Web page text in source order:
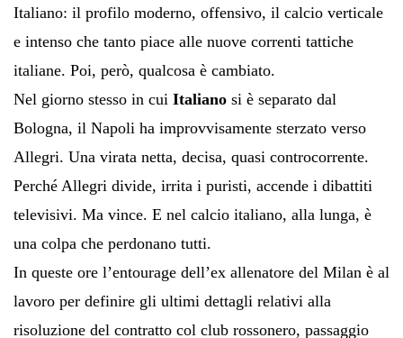
Italiano: il profilo moderno, offensivo, il calcio verticale
e intenso che tanto piace alle nuove correnti tattiche
italiane. Poi, però, qualcosa è cambiato.
Nel giorno stesso in cui Italiano si è separato dal
Bologna, il Napoli ha improvvisamente sterzato verso
Allegri. Una virata netta, decisa, quasi controcorrente.
Perché Allegri divide, irrita i puristi, accende i dibattiti
televisivi. Ma vince. E nel calcio italiano, alla lunga, è
una colpa che perdonano tutti.
In queste ore l’entourage dell’ex allenatore del Milan è al
lavoro per definire gli ultimi dettagli relativi alla
risoluzione del contratto col club rossonero, passaggio